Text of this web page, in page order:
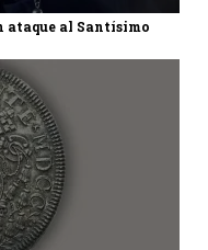
ataque al Santísimo